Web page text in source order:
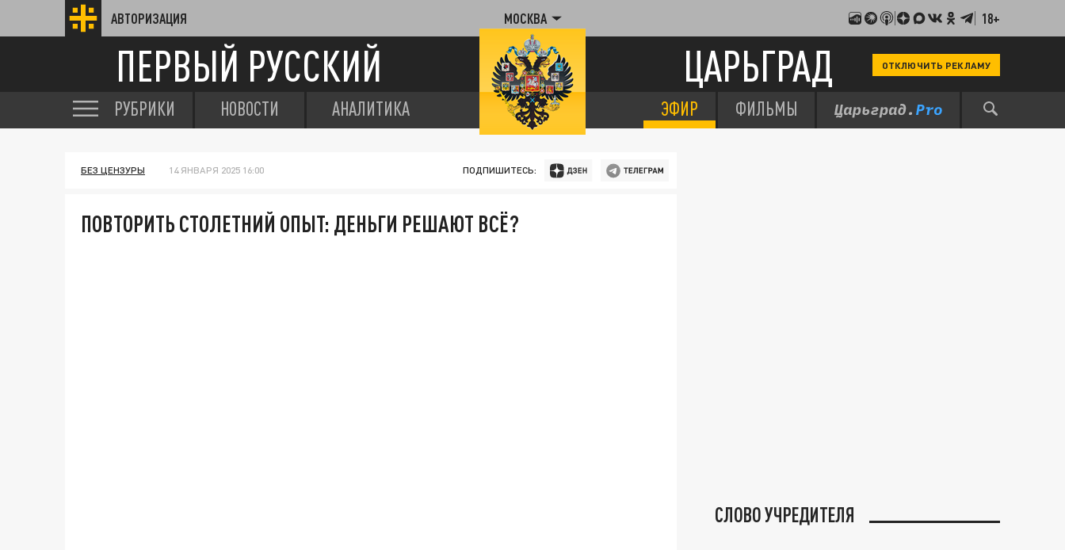
АВТОРИЗАЦИЯ МОСКВА 18+
ПЕРВЫЙ РУССКИЙ ЦАРЬГРАД ОТКЛЮЧИТЬ РЕКЛАМУ
РУБРИКИ НОВОСТИ АНАЛИТИКА ЭФИР ФИЛЬМЫ
БЕЗ ЦЕНЗУРЫ 14 ЯНВАРЯ 2025 16:00 ПОДПИШИТЕСЬ:
ПОВТОРИТЬ СТОЛЕТНИЙ ОПЫТ: ДЕНЬГИ РЕШАЮТ ВСЁ?
СЛОВО УЧРЕДИТЕЛЯ